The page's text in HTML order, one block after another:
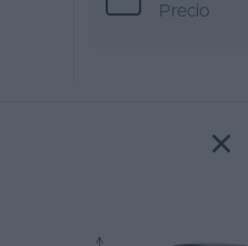
Precio